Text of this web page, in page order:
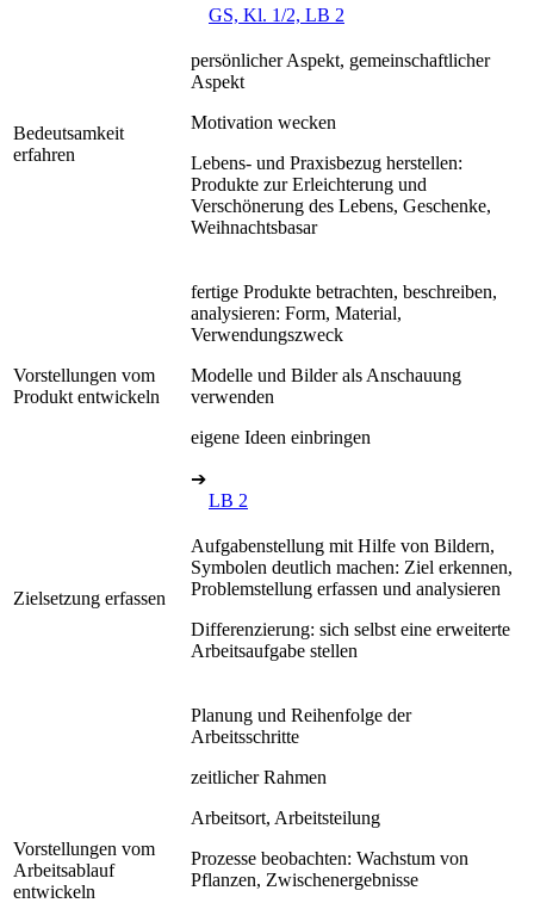
GS, Kl. 1/2, LB 2
Bedeutsamkeit
erfahren
persönlicher Aspekt, gemeinschaftlicher
Aspekt
Motivation wecken
Lebens- und Praxisbezug herstellen:
Produkte zur Erleichterung und
Verschönerung des Lebens, Geschenke,
Weihnachtsbasar
Vorstellungen vom
Produkt entwickeln
fertige Produkte betrachten, beschreiben,
analysieren: Form, Material,
Verwendungszweck
Modelle und Bilder als Anschauung
verwenden
eigene Ideen einbringen
➔
LB 2
Zielsetzung erfassen
Aufgabenstellung mit Hilfe von Bildern,
Symbolen deutlich machen: Ziel erkennen,
Problemstellung erfassen und analysieren
Differenzierung: sich selbst eine erweiterte
Arbeitsaufgabe stellen
Vorstellungen vom
Arbeitsablauf
entwickeln
Planung und Reihenfolge der
Arbeitsschritte
zeitlicher Rahmen
Arbeitsort, Arbeitsteilung
Prozesse beobachten: Wachstum von
Pflanzen, Zwischenergebnisse